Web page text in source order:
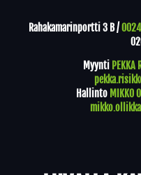
Rahakamarinportti 3 B /
Myynti PEKKA
Hallinto MIKKO